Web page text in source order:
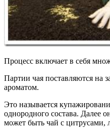
Процесс включает в себя
Партии чая поставляются на
ароматом.
Это называется
однородного состава. Далее
может быть чай с цитрусами,